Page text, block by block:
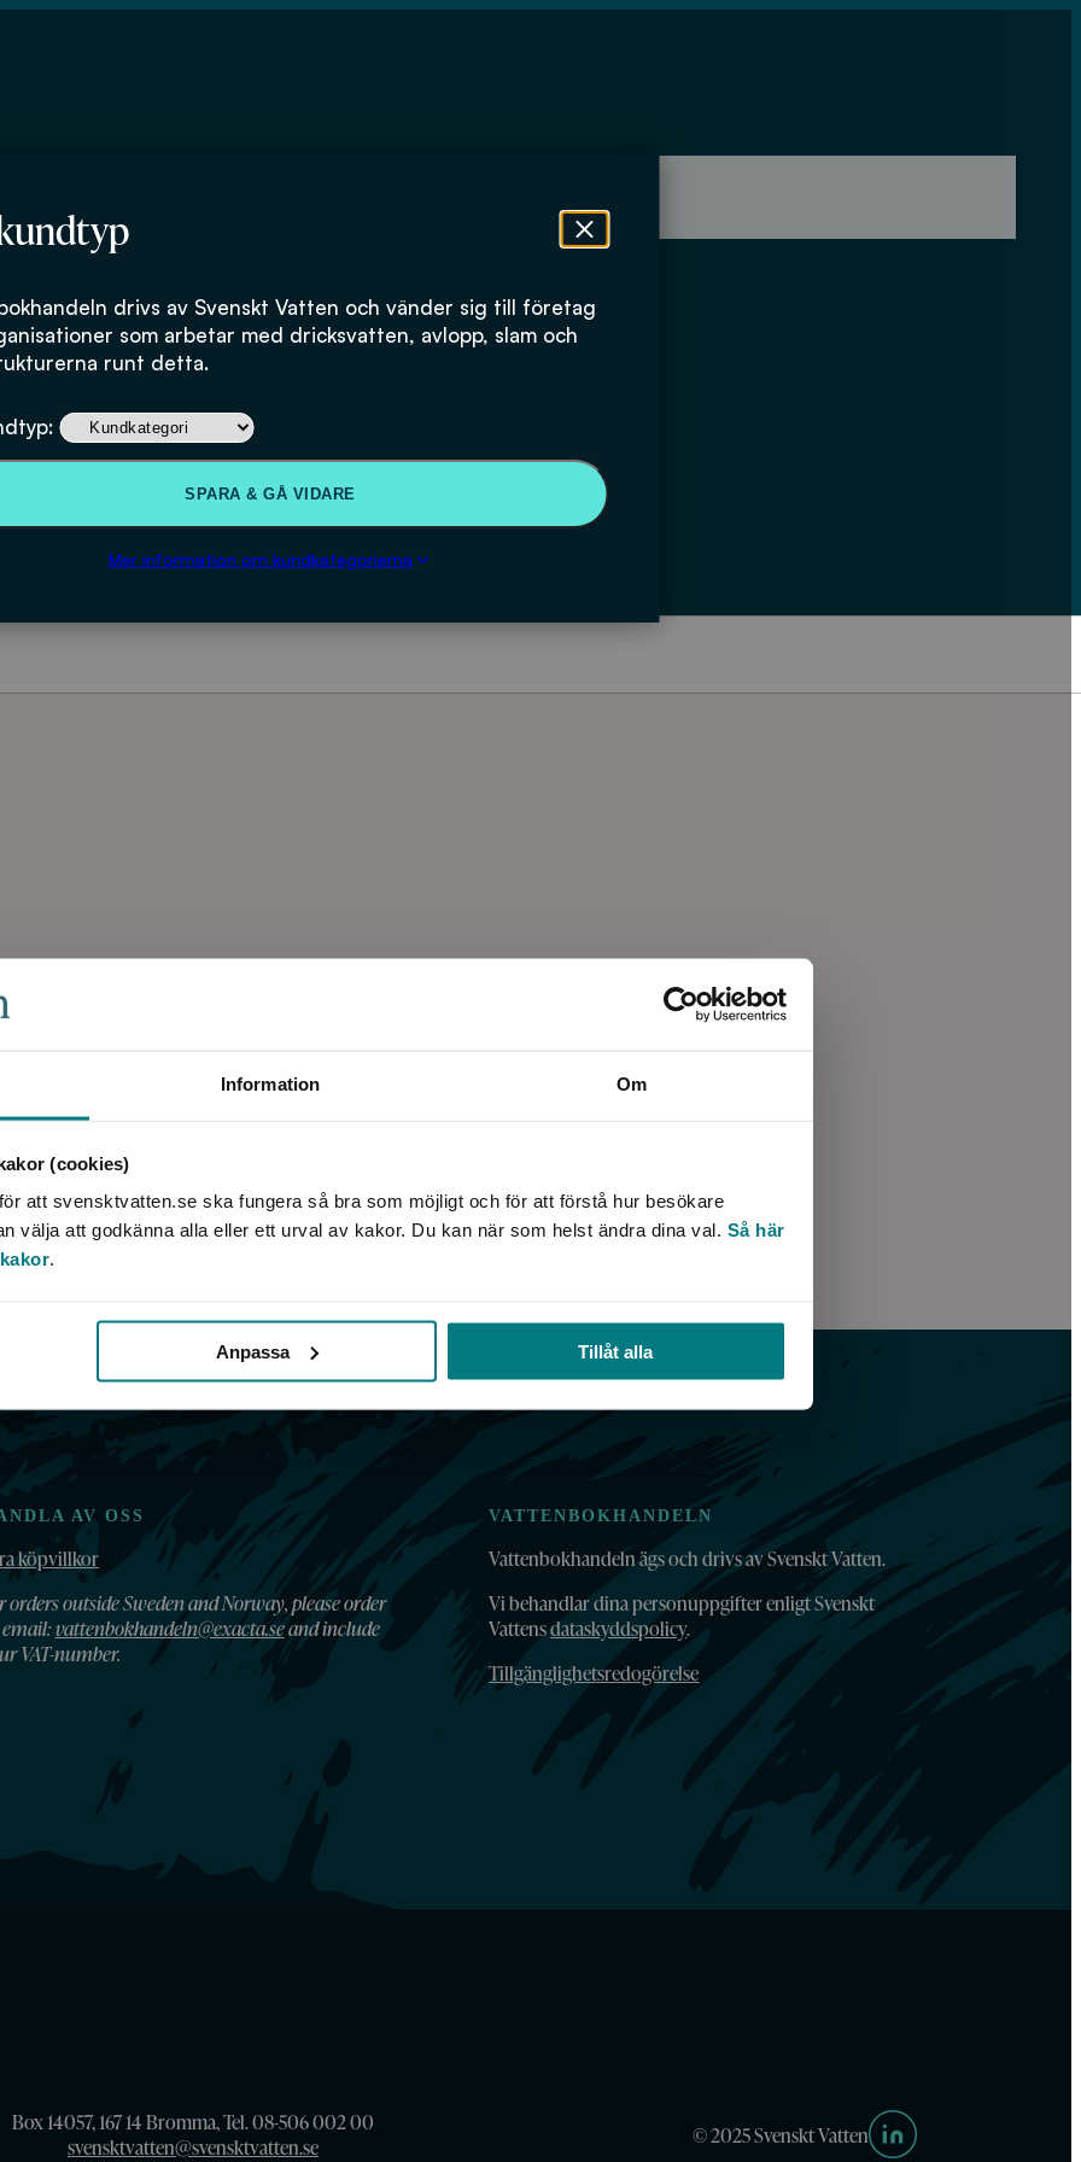
Information Om
(cookies)
att svensktvatten.se ska fungera så bra som möjligt och för att förstå hur besökare
välja att godkänna alla eller ett urval av kakor. Du kan när som helst ändra dina val. Så här
.
Anpassa Tillåt alla
drivs av Svenskt Vatten och vänder sig till företag
som arbetar med dricksvatten, avlopp, slam och
runt detta.
SPARA & GÅ VIDARE
Mer information om kundkategorierna
vid avloppsreningsverk
AV OSS
köpvillkor
orders outside Sweden and Norway, please order
vattenbokhandeln@exacta.seand include
VAT-number.
VATTENBOKHANDELN
Vattenbokhandeln ägs och drivs av Svenskt Vatten.
Vi behandlar dina personuppgifter enligt Svenskt
Vattensdataskyddspolicy.
Tillgänglighetsredogörelse
Box 14057, 167 14 Bromma, Tel. 08-506 002 00
svensktvatten@svensktvatten.se
© 2025 Svenskt Vatten